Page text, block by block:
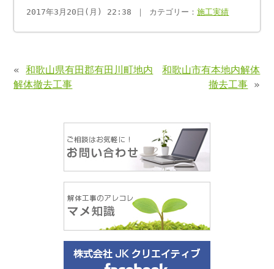
2017年3月20日(月) 22:38 ｜ カテゴリー：施工実績
«和歌山県有田郡有田川町地内
解体撤去工事
和歌山市有本地内解体
撤去工事 »